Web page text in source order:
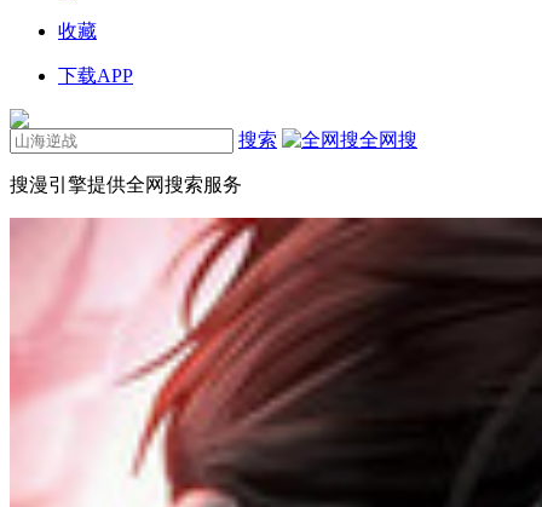
收藏
下载APP
搜索 全网搜
搜漫引擎提供全网搜索服务